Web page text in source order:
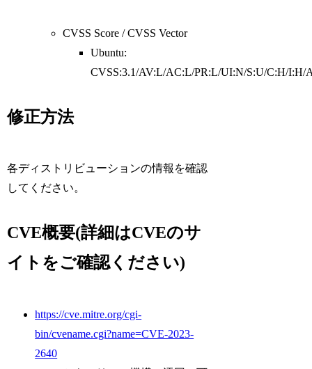
CVSS Score / CVSS Vector
Ubuntu:
CVSS:3.1/AV:L/AC:L/PR:L/UI:N/S:U/C:H/I:H/
修正方法
各ディストリビューションの情報を確認
してください。
CVE概要(詳細はCVEのサ
イトをご確認ください)
https://cve.mitre.org/cgi-
bin/cvename.cgi?name=CVE-2023-
2640